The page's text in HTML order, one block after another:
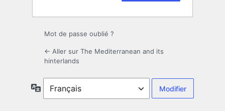
Mot de passe oublié ?
← Aller sur The Mediterranean and its
hinterlands
Langue